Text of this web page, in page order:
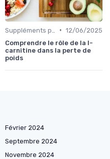
• 12/06/2025
Comprendre le rôle de la l-
carnitine dans la perte de
poids
Février 2024
Septembre 2024
Novembre 2024